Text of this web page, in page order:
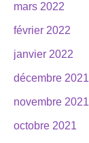
mars 2022
février 2022
janvier 2022
décembre 2021
novembre 2021
octobre 2021